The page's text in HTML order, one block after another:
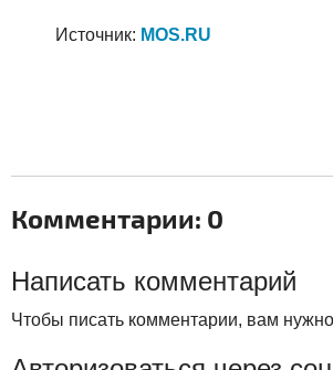
Источник: MOS.RU
Комментарии: 0
Написать комментарий
Чтобы писать комментарии, вам нужно